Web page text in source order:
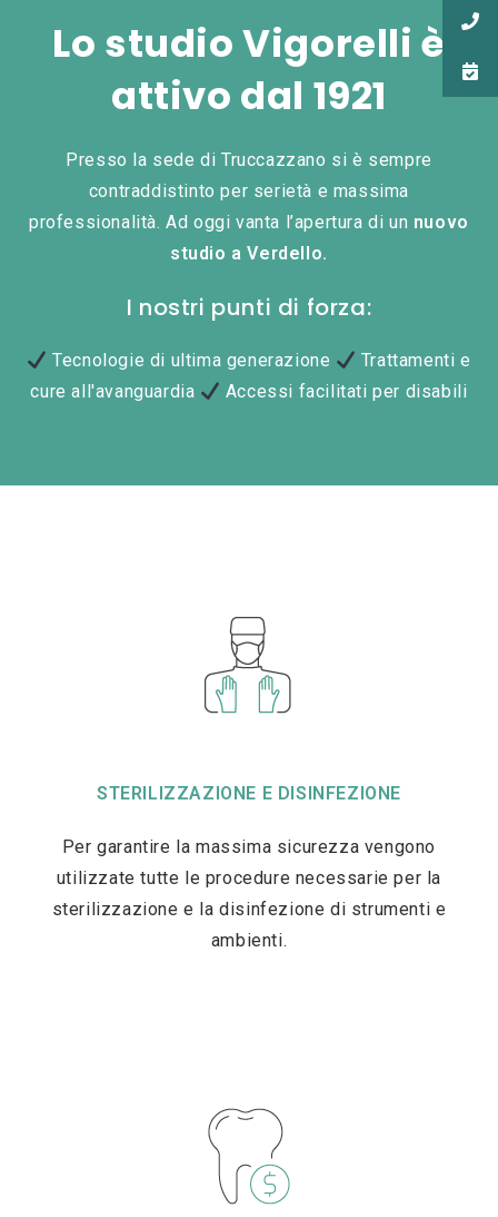
Lo studio Vigorelli è
attivo dal 1921
Presso la sede di Truccazzano si è sempre
contraddistinto per serietà e massima
professionalità. Ad oggi vanta l’apertura di un nuovo
studio a Verdello.
I nostri punti di forza:
Tecnologie di ultima generazione
Trattamenti e
cure all'avanguardia
Accessi facilitati per disabili
STERILIZZAZIONE E DISINFEZIONE
Per garantire la massima sicurezza vengono
utilizzate tutte le procedure necessarie per la
sterilizzazione e la disinfezione di strumenti e
ambienti.